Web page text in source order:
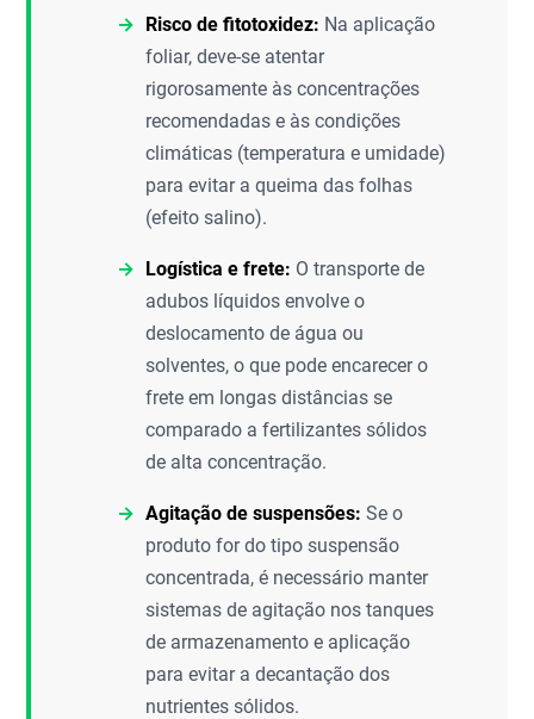
Risco de fitotoxidez: Na aplicação
foliar, deve-se atentar
rigorosamente às concentrações
recomendadas e às condições
climáticas (temperatura e umidade)
para evitar a queima das folhas
(efeito salino).
Logística e frete: O transporte de
adubos líquidos envolve o
deslocamento de água ou
solventes, o que pode encarecer o
frete em longas distâncias se
comparado a fertilizantes sólidos
de alta concentração.
Agitação de suspensões: Se o
produto for do tipo suspensão
concentrada, é necessário manter
sistemas de agitação nos tanques
de armazenamento e aplicação
para evitar a decantação dos
nutrientes sólidos.